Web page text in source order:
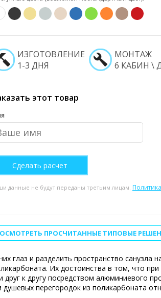
ИЗГОТОВЛЕНИЕ
1-3 ДНЯ
МОНТАЖ
6 КАБИН \
этот товар
данные не будут переданы третьим лицам.
ПРОСЧИТАННЫЕ ТИПОВЫЕ
глаз и разделить пространство санузла
Их достоинства в том, что
к другу посредством алюминиевого
перегородок из поликарбоната